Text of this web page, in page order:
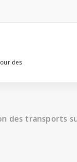
des
des transports